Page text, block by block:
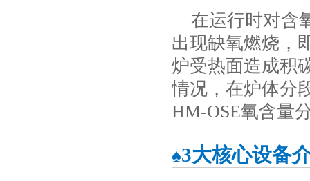
在运行时对含
出现缺氧燃烧，
炉受热面造成积
情况，在炉体分
HM-OSE氧含量
♠3大核心设备